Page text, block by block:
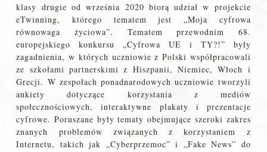
klasy drugie od września 2020 biorą udział w projekcie
eTwinning, którego tematem jest „Moja cyfrowa
równowaga życiowa”. Tematem przewodnim 68.
europejskiego konkursu „Cyfrowa UE i TY?!” były
zagadnienia, w których uczniowie z Polski współpracowali
ze szkołami partnerskimi z Hiszpanii, Niemiec, Włoch i
Grecji. W zespołach ponadnarodowych uczniowie tworzyli
ankiety dotyczące korzystania z mediów
społecznościowych, interaktywne plakaty i prezentacje
cyfrowe. Poruszane były tematy obejmujące szeroki zakres
znanych problemów związanych z korzystaniem z
Internetu, takich jak „Cyberprzemoc” i „Fake News” do